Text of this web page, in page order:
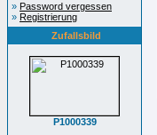
» Password vergessen
» Registrierung
Zufallsbild
P1000339